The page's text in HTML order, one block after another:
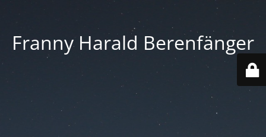
Franny Harald Berenfänger